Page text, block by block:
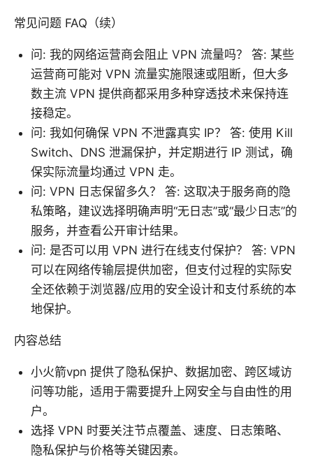
常见问题 FAQ（续）
问: 我的网络运营商会阻止 VPN 流量吗？ 答: 某些
运营商可能对 VPN 流量实施限速或阻断，但大多
数主流 VPN 提供商都采用多种穿透技术来保持连
接稳定。
问: 我如何确保 VPN 不泄露真实 IP？ 答: 使用 Kill
Switch、DNS 泄漏保护，并定期进行 IP 测试，确
保实际流量均通过 VPN 走。
问: VPN 日志保留多久？ 答: 这取决于服务商的隐
私策略，建议选择明确声明“无日志”或“最少日志”的
服务，并查看公开审计结果。
问: 是否可以用 VPN 进行在线支付保护？ 答: VPN
可以在网络传输层提供加密，但支付过程的实际安
全还依赖于浏览器/应用的安全设计和支付系统的本
地保护。
内容总结
小火箭vpn 提供了隐私保护、数据加密、跨区域访
问等功能，适用于需要提升上网安全与自由性的用
户。
选择 VPN 时要关注节点覆盖、速度、日志策略、
隐私保护与价格等关键因素。